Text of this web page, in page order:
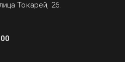
Токарей, 26.